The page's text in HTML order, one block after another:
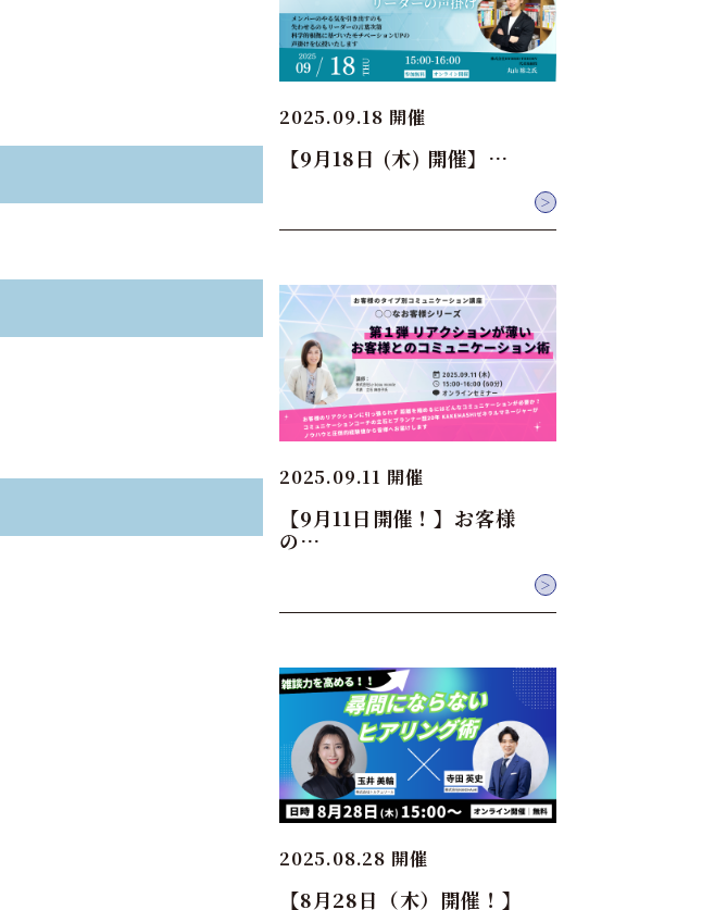
2025.09.18 開催
【9月18日 (木) 開催】…
＞
2025.09.11 開催
【9月11日開催！】お客様
の…
＞
2025.08.28 開催
【8月28日（木）開催！】